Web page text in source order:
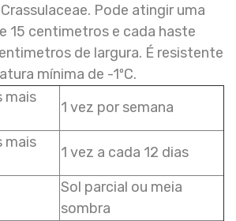
Pode atingir uma
15 centimetros e cada haste
de largura. É resistente
mínima de -1ºC.
mais
1 vez por semana
mais
1 vez a cada 12 dias
Sol parcial ou meia
sombra